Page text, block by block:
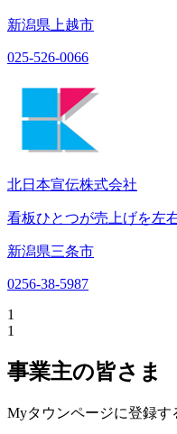
新潟県上越市
025-526-0066
北日本宣伝株式会社
看板ひとつが売上げを左
新潟県三条市
0256-38-5987
1
1
事業主の皆さま
Myタウンページに登録す